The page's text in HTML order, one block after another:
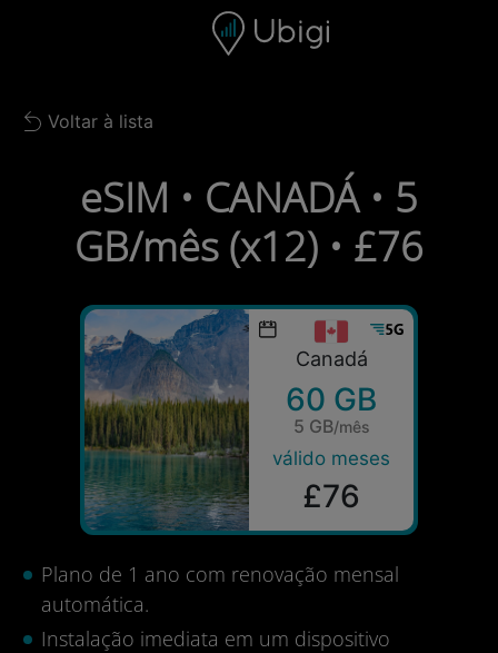
Barra de navegação
Back to list
Voltar à lista
eSIM • CANADÁ • 5
GB/mês (x12) • £76
Canadá
60 GB
5 GB/mês
válido meses
£76
Plano de 1 ano com renovação mensal
automática.
Instalação imediata em um dispositivo